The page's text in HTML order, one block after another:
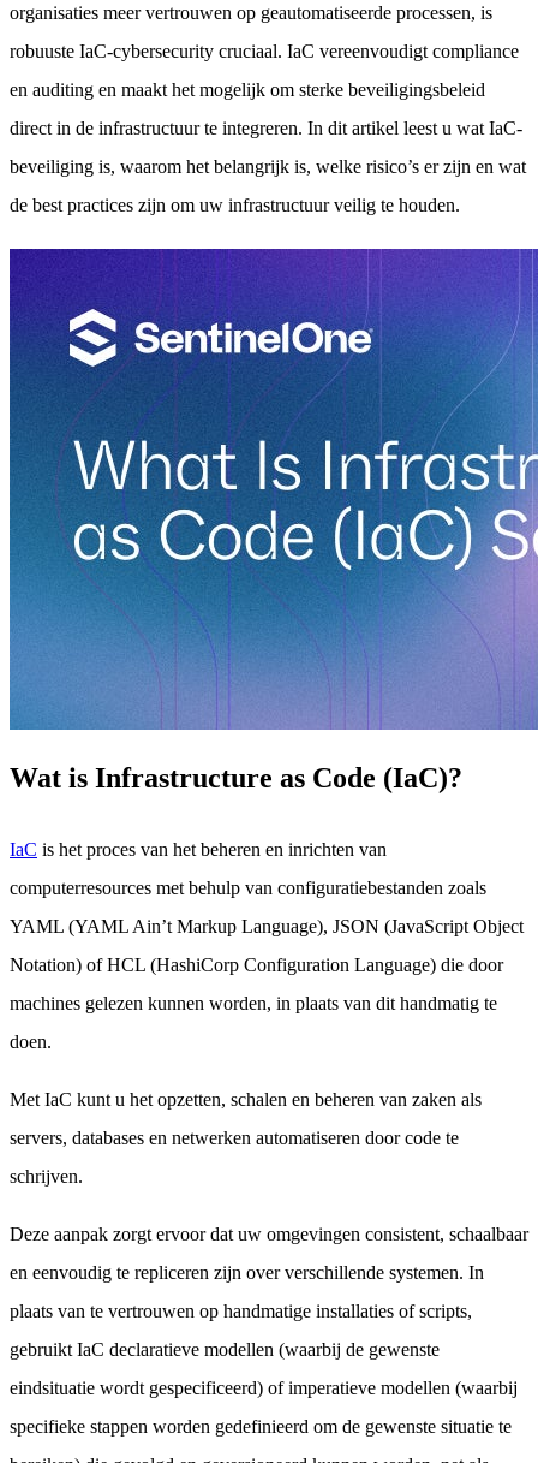
organisaties meer vertrouwen op geautomatiseerde processen, is
robuuste IaC-cybersecurity cruciaal. IaC vereenvoudigt compliance
en auditing en maakt het mogelijk om sterke beveiligingsbeleid
direct in de infrastructuur te integreren. In dit artikel leest u wat IaC-
beveiliging is, waarom het belangrijk is, welke risico’s er zijn en wat
de best practices zijn om uw infrastructuur veilig te houden.
Wat is Infrastructure as Code (IaC)?
IaC is het proces van het beheren en inrichten van
computerresources met behulp van configuratiebestanden zoals
YAML (YAML Ain’t Markup Language), JSON (JavaScript Object
Notation) of HCL (HashiCorp Configuration Language) die door
machines gelezen kunnen worden, in plaats van dit handmatig te
doen.
Met IaC kunt u het opzetten, schalen en beheren van zaken als
servers, databases en netwerken automatiseren door code te
schrijven.
Deze aanpak zorgt ervoor dat uw omgevingen consistent, schaalbaar
en eenvoudig te repliceren zijn over verschillende systemen. In
plaats van te vertrouwen op handmatige installaties of scripts,
gebruikt IaC declaratieve modellen (waarbij de gewenste
eindsituatie wordt gespecificeerd) of imperatieve modellen (waarbij
specifieke stappen worden gedefinieerd om de gewenste situatie te